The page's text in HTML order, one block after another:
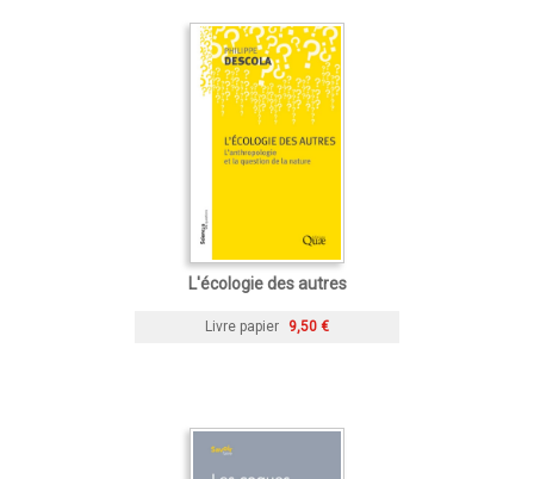
L'écologie des autres
Livre papier 9,50 €